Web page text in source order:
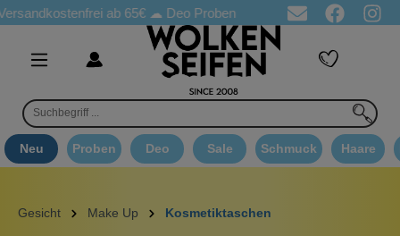
ab 65€☁ Deo Proben in jeder Bestellung ☁ Goodie
Neu Proben Deo Sale Schmuck Haare
Gesicht Make Up Kosmetiktaschen